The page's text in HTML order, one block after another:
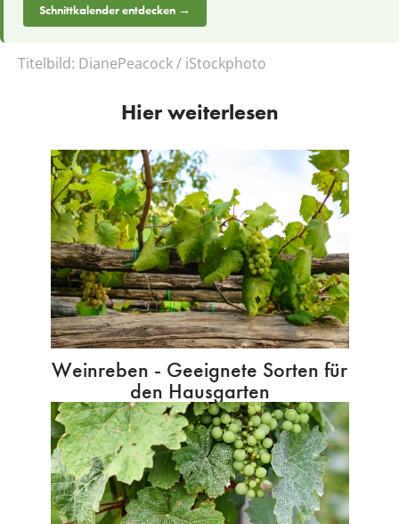
Schnittkalender entdecken →
Titelbild: DianePeacock / iStockphoto
Hier weiterlesen
Weinreben - Geeignete Sorten für
den Hausgarten